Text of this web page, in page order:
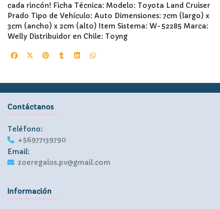
cada rincón! Ficha Técnica: Modelo: Toyota Land Cruiser
Prado Tipo de Vehículo: Auto Dimensiones: 7cm (largo) x
3cm (ancho) x 2cm (alto) Item Sistema: W-52285 Marca:
Welly Distribuidor en Chile: Toyng
Contáctanos
Teléfono:
+56977139790
Email:
zoeregalos.pv@gmail.com
Información